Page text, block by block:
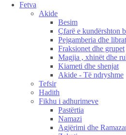
Fetva
Akide
Besim
Çfarë e kundërshton
Pejgamberia dhe librat
Fraksionet dhe grupet
Magjia , xhinët dhe
Kiameti dhe shenjat
Akide - Të ndryshme
Tefsir
Hadith
Fikhu i adhurimeve
Pastërtia
Namazi
Agjërimi dhe